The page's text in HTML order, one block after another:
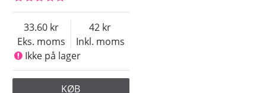
Eks. moms
33.60
Inkl. moms
42
Ikke på lager
KØB